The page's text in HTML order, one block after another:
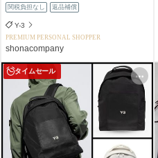
関税負担なし 返品補償
Y-3
PREMIUM PERSONAL SHOPPER
shonacompany
タイムセール